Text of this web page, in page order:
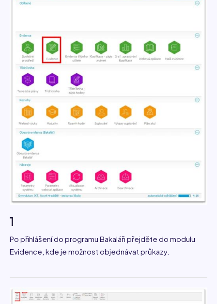
1
Po přihlášení do programu Bakaláři přejděte do modulu
Evidence, kde je možnost objednávat průkazy.